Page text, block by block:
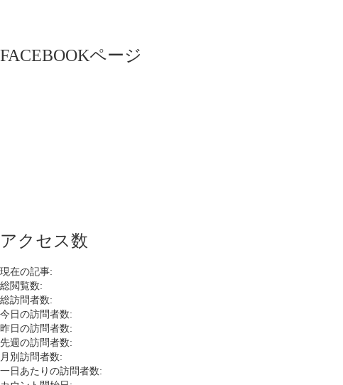
FACEBOOKページ
アクセス数
現在の記事:
総閲覧数:
総訪問者数:
今日の訪問者数:
昨日の訪問者数:
先週の訪問者数:
月別訪問者数:
一日あたりの訪問者数: